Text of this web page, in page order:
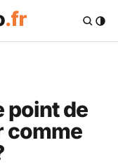
point de
comme